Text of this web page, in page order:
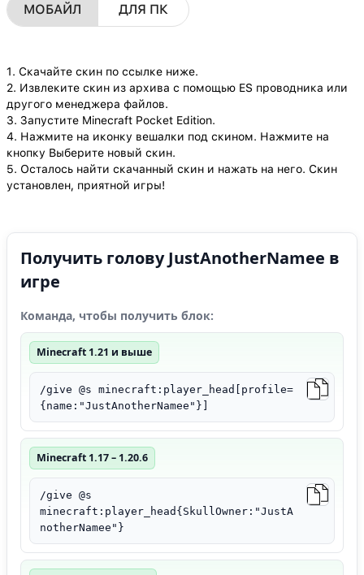
МОБАЙЛ ДЛЯ ПК
1. Скачайте скин по ссылке ниже.
2. Извлеките скин из архива с помощью ES проводника или
другого менеджера файлов.
3. Запустите Minecraft Pocket Edition.
4. Нажмите на иконку вешалки под скином. Нажмите на
кнопку Выберите новый скин.
5. Осталось найти скачанный скин и нажать на него. Скин
установлен, приятной игры!
Получить голову JustAnotherNamee в
игре
Команда, чтобы получить блок:
Minecraft 1.21 и выше
/give @s minecraft:player_head[profile=
{name:"JustAnotherNamee"}]
Minecraft 1.17 – 1.20.6
/give @s
minecraft:player_head{SkullOwner:"JustA
notherNamee"}